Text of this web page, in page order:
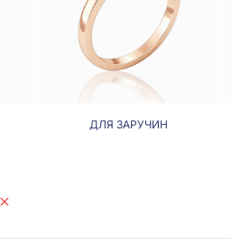
ДЛЯ ЗАРУЧИН